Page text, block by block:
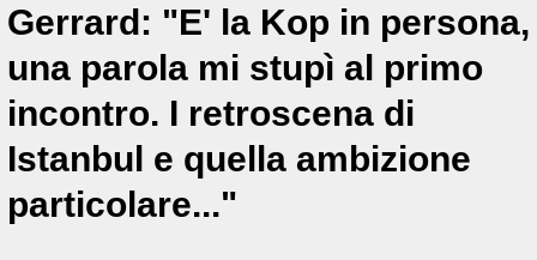
Gerrard: "E' la Kop in persona,
una parola mi stupì al primo
incontro. I retroscena di
Istanbul e quella ambizione
particolare..."